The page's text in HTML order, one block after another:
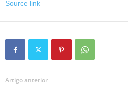
Source link
Artigo anterior